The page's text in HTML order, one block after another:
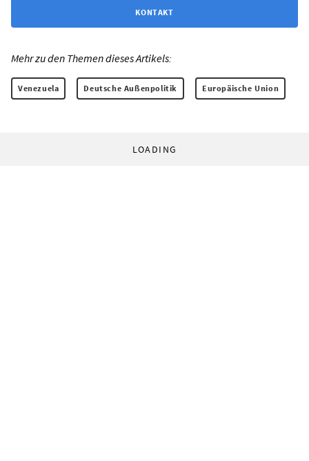
KONTAKT
Mehr zu den Themen dieses Artikels:
Venezuela Deutsche Außenpolitik Europäische Union
LOADING